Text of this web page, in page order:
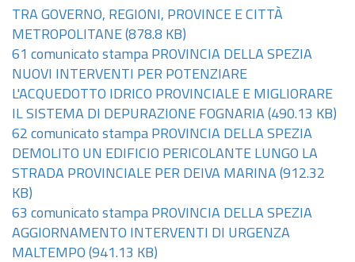
TRA GOVERNO, REGIONI, PROVINCE E CITTÀ
METROPOLITANE (878.8 KB)
61 comunicato stampa PROVINCIA DELLA SPEZIA
NUOVI INTERVENTI PER POTENZIARE
L'ACQUEDOTTO IDRICO PROVINCIALE E MIGLIORARE
IL SISTEMA DI DEPURAZIONE FOGNARIA (490.13 KB)
62 comunicato stampa PROVINCIA DELLA SPEZIA
DEMOLITO UN EDIFICIO PERICOLANTE LUNGO LA
STRADA PROVINCIALE PER DEIVA MARINA (912.32
KB)
63 comunicato stampa PROVINCIA DELLA SPEZIA
AGGIORNAMENTO INTERVENTI DI URGENZA
MALTEMPO (941.13 KB)